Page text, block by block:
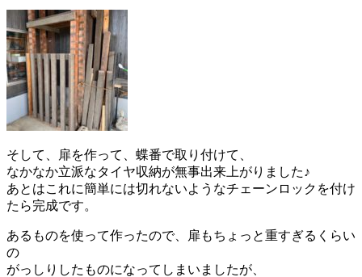
そして、扉を作って、蝶番で取り付けて、
なかなか立派なタイヤ収納が無事出来上がりました♪
あとはこれに簡単には切れないようなチェーンロックを付け
たら完成です。
あるものを使って作ったので、扉もちょっと重すぎるくらい
の
がっしりしたものになってしまいましたが、